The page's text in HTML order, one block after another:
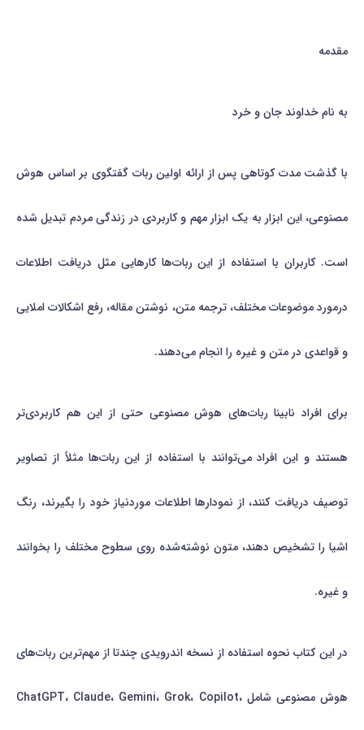
مقدمه
به نام خداوند جان و خرد
با گذشت مدت کوتاهی پس از ارائه اولین ربات گفتگوی بر اساس هوش
مصنوعی، این ابزار به یک ابزار مهم و کاربردی در زندگی مردم تبدیل شده
است. کاربران با استفاده از این ربات‌ها کارهایی مثل دریافت اطلاعات
درمورد موضوعات مختلف، ترجمه متن، نوشتن مقاله، رفع اشکالات املایی
و قواعدی در متن و غیره را انجام می‌دهند.
برای افراد نابینا ربات‌های هوش مصنوعی حتی از این هم کاربردی‌تر
هستند و این افراد می‌توانند با استفاده از این ربات‌ها مثلاً از تصاویر
توصیف دریافت کنند، از نمودارها اطلاعات موردنیاز خود را بگیرند، رنگ
اشیا را تشخیص دهند، متون نوشته‌شده روی سطوح مختلف را بخوانند
و غیره.
در این کتاب نحوه استفاده از نسخه اندرویدی چندتا از مهم‌ترین ربات‌های
هوش مصنوعی شامل ChatGPT، Claude، Gemini، Grok، Copilot،